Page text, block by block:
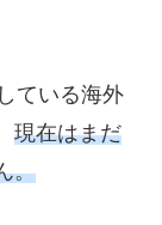
ている海外
現在はまだ
。